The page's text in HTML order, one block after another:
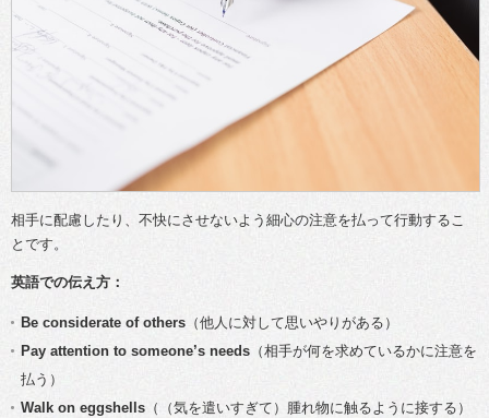
相手に配慮したり、不快にさせないよう細心の注意を払って行動するこ
とです。
英語での伝え方：
Be considerate of others （他人に対して思いやりがある）
Pay attention to someone’s needs （相手が何を求めているかに注意を
払う）
Walk on eggshells （（気を遣いすぎて）腫れ物に触るように接する）